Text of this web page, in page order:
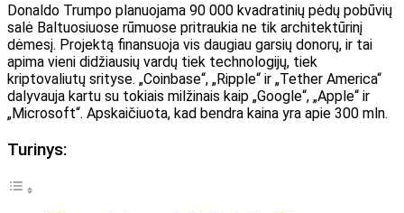
Donaldo Trumpo planuojama 90 000 kvadratinių pėdų pobūvių
salė Baltuosiuose rūmuose pritraukia ne tik architektūrinį
dėmesį. Projektą finansuoja vis daugiau garsių donorų, ir tai
apima vieni didžiausių vardų tiek technologijų, tiek
kriptovaliutų srityse. „Coinbase“, „Ripple“ ir „Tether America“
dalyvauja kartu su tokiais milžinais kaip „Google“, „Apple“ ir
„Microsoft“. Apskaičiuota, kad bendra kaina yra apie 300 mln.
Turinys: